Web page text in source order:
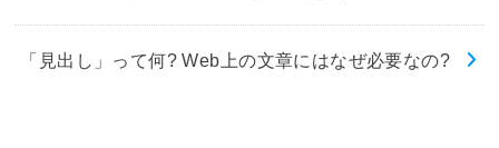
「見出し」って何? Web上の文章にはなぜ必要なの?